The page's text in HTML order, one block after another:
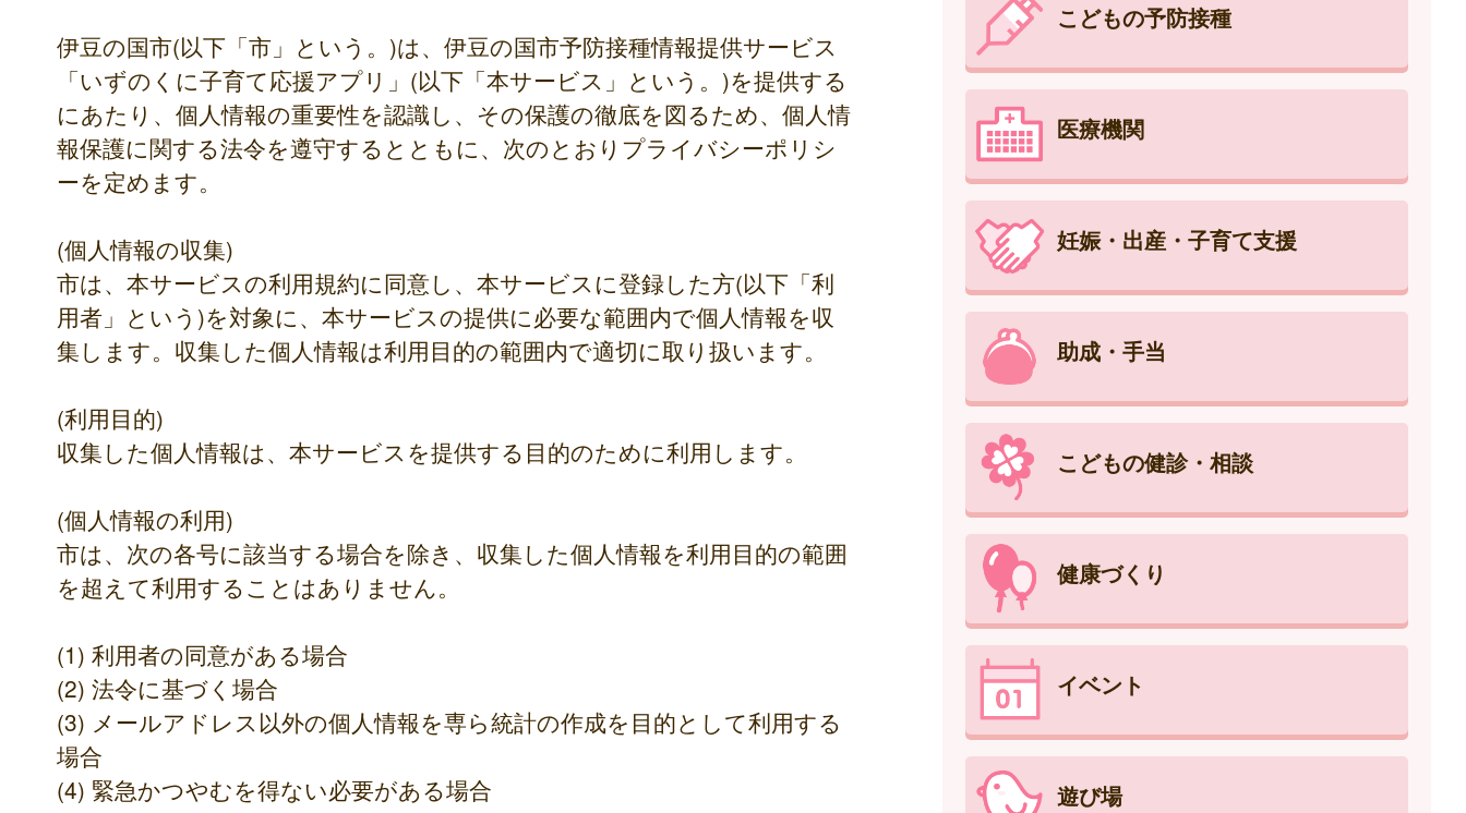
伊豆の国市(以下「市」という。)は、伊豆の国市予防接種情報提供サービス
「いずのくに子育て応援アプリ」(以下「本サービス」という。)を提供する
にあたり、個人情報の重要性を認識し、その保護の徹底を図るため、個人情
報保護に関する法令を遵守するとともに、次のとおりプライバシーポリシ
ーを定めます。
(個人情報の収集)
市は、本サービスの利用規約に同意し、本サービスに登録した方(以下「利
用者」という)を対象に、本サービスの提供に必要な範囲内で個人情報を収
集します。収集した個人情報は利用目的の範囲内で適切に取り扱います。
(利用目的)
収集した個人情報は、本サービスを提供する目的のために利用します。
(個人情報の利用)
市は、次の各号に該当する場合を除き、収集した個人情報を利用目的の範囲
を超えて利用することはありません。
(1) 利用者の同意がある場合
(2) 法令に基づく場合
(3) メールアドレス以外の個人情報を専ら統計の作成を目的として利用する
場合
(4) 緊急かつやむを得ない必要がある場合
こどもの予防接種
医療機関
妊娠・出産・子育て支援
助成・手当
こどもの健診・相談
健康づくり
イベント
遊び場